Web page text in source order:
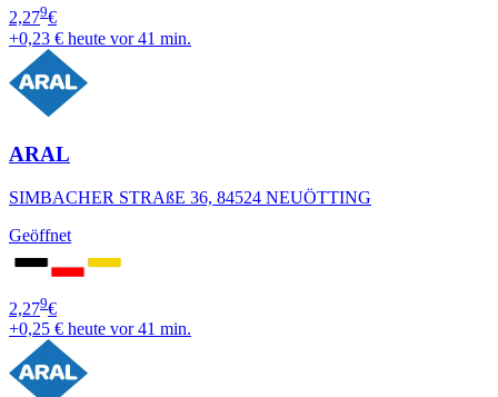
2,279€
+0,23 € heute vor 41 min.
ARAL
SIMBACHER STRAßE 36, 84524 NEUÖTTING
Geöffnet
2,279€
+0,25 € heute vor 41 min.